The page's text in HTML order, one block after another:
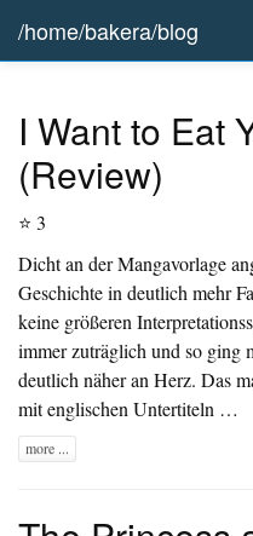
/home/bakera/blog
I Want to Eat
(Review)
⭐ 3
Dicht an der Mangavorlage
Geschichte in deutlich mehr
keine größeren
immer zuträglich und so ging
deutlich näher an Herz. Das
mit englischen Untertiteln …
more ...